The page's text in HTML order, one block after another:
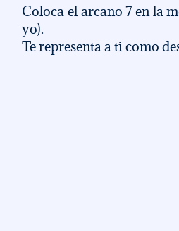
Coloca el arcano 7 en la
yo).
Te representa a ti como